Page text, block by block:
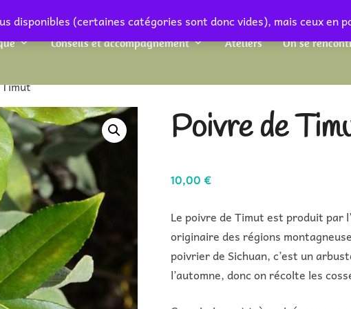
disponibles (certaines catégories sont donc vides), mais ceux en
Conseils et accompagnement Ateliers On se
Poivre de
10,00 €
Le poivre de Timut est produit par
originaire des régions
poivrier de Sichuan, c’est un
l’automne, donc on récolte les